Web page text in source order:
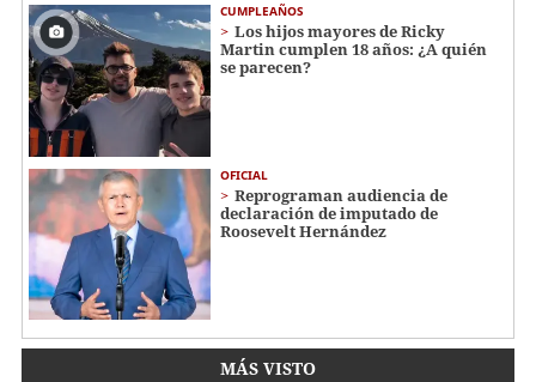
CUMPLEAÑOS
Los hijos mayores de Ricky
Martin cumplen 18 años: ¿A quién
se parecen?
OFICIAL
Reprograman audiencia de
declaración de imputado de
Roosevelt Hernández
MÁS VISTO